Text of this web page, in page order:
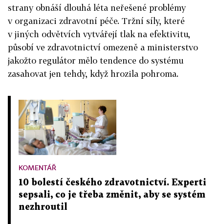
strany obnáší dlouhá léta neřešené problémy
v organizaci zdravotní péče. Tržní síly, které
v jiných odvětvích vytvářejí tlak na efektivitu,
působí ve zdravotnictví omezeně a ministerstvo
jakožto regulátor mělo tendence do systému
zasahovat jen tehdy, když hrozila pohroma.
KOMENTÁŘ
10 bolestí českého zdravotnictví. Experti
sepsali, co je třeba změnit, aby se systém
nezhroutil